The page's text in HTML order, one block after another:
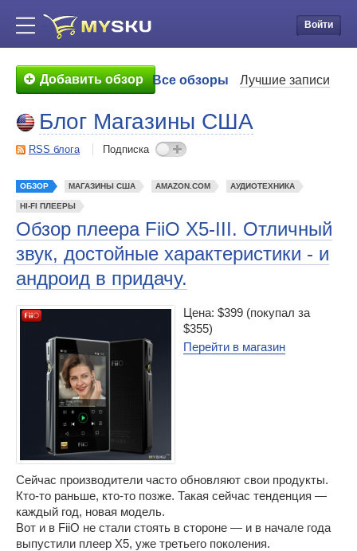
Войти
Добавить обзор Все обзоры Лучшие записи
Блог Магазины США
RSS блога Подписка
ОБЗОР МАГАЗИНЫ США AMAZON.COM АУДИОТЕХНИКА
HI-FI ПЛЕЕРЫ
Обзор плеера FiiO X5-III. Отличный
звук, достойные характеристики - и
андроид в придачу.
Цена: $399 (покупал за
$355)
Перейти в магазин
Сейчас производители часто обновляют свои продукты.
Кто-то раньше, кто-то позже. Такая сейчас тенденция —
каждый год, новая модель.
Вот и в FiiO не стали стоять в стороне — и в начале года
выпустили плеер X5, уже третьего поколения.